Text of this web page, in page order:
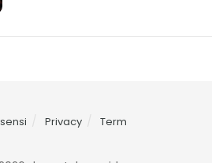
Privacy Term